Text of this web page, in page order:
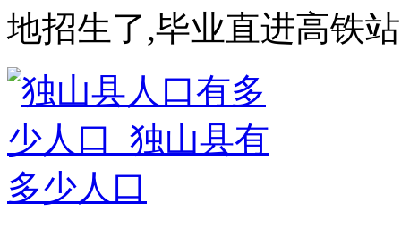
地招生了,毕业直进高铁